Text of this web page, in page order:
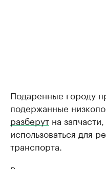
Подаренные городу
подержанные
разберут на
использоваться для
транспорта.